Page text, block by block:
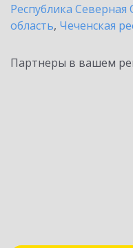
Республика Северная
область, Чеченская
Партнеры в вашем